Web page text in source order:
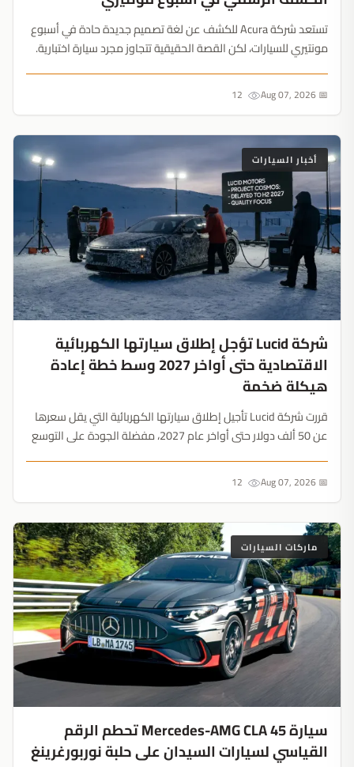
تستعد شركة Acura للكشف عن لغة تصميم جديدة حادة في أسبوع
مونتيري للسيارات، لكن القصة الحقيقية تتجاوز مجرد سيارة اختبارية.
الهجين القادم....📅 Aug 07, 2026
أخبار السيارات
شركة Lucid تؤجل إطلاق سيارتها الكهربائية
الاقتصادية حتى أواخر 2027 وسط خطة إعادة
هيكلة ضخمة
قررت شركة Lucid تأجيل إطلاق سيارتها الكهربائية التي يقل سعرها
عن 50 ألف دولار حتى أواخر عام 2027، مفضلة الجودة على التوسع
على سيارات الأجرة ذاتية القيادة، تسعى الشركة لكسب الوقت
ووقف استنزاف السيولة....
📅 Aug 07, 2026
ماركات السيارات
سيارة Mercedes-AMG CLA 45 تحطم الرقم
القياسي لسيارات السيدان على حلبة نوربورغرينغ